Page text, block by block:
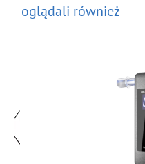
oglądali również